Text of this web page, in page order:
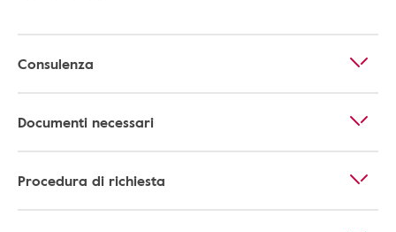
Consulenza
Documenti necessari
Procedura di richiesta